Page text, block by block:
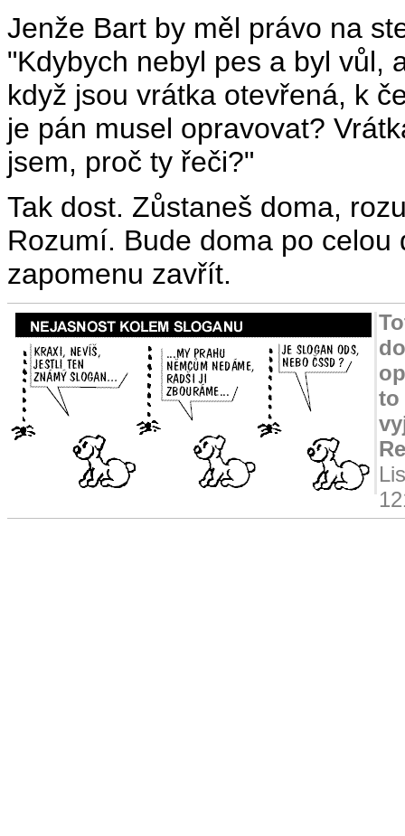
Jenže Bart by měl právo na
"Kdybych nebyl pes a byl vůl,
když jsou vrátka otevřená, k
je pán musel opravovat?
jsem, proč ty řeči?"
Tak dost. Zůstaneš doma,
Rozumí. Bude doma po
zapomenu zavřít.
to